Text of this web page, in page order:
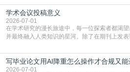
质量，更能在此过程中深化对学术写作的理解
文，使其在语言和学术表达上更符合国际期刊的
习的技能。本篇AEIC学术交流中心小编就为大家
学术会议投稿意义
2026-07-01
在学术研究的漫长旅途中，每一位探索者都渴望
并最终融入人类知识的星河。除了在期刊上发表
广阔学术天地的大门，连接着个体研究与社会
就为大家介绍“学术会议投稿意义”。一、加速研
常具有周期短、时效性强的特点。相比期刊漫长
写毕业论文用AI降重怎么操作才合规又能
2026-07-01